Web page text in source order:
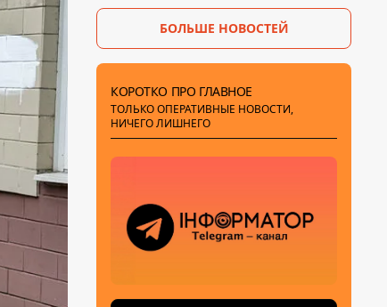
раскрыли детали
БОЛЬШЕ НОВОСТЕЙ
КОРОТКО ПРО ГЛАВНОЕ
ТОЛЬКО ОПЕРАТИВНЫЕ НОВОСТИ,
НИЧЕГО ЛИШНЕГО